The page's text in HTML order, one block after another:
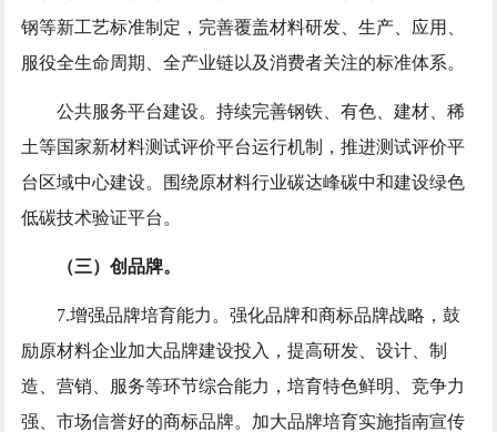
钢等新工艺标准制定，完善覆盖材料研发、生产、应用、
服役全生命周期、全产业链以及消费者关注的标准体系。
公共服务平台建设。持续完善钢铁、有色、建材、稀
土等国家新材料测试评价平台运行机制，推进测试评价平
台区域中心建设。围绕原材料行业碳达峰碳中和建设绿色
低碳技术验证平台。
（三）创品牌。
7.增强品牌培育能力。强化品牌和商标品牌战略，鼓
励原材料企业加大品牌建设投入，提高研发、设计、制
造、营销、服务等环节综合能力，培育特色鲜明、竞争力
强、市场信誉好的商标品牌。加大品牌培育实施指南宣传